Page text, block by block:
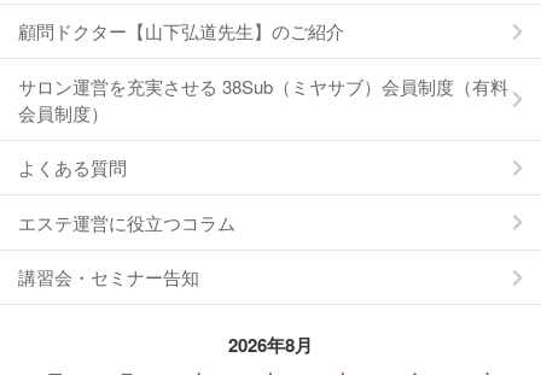
顧問ドクター【山下弘道先生】のご紹介
サロン運営を充実させる 38Sub（ミヤサブ）会員制度（有料
会員制度）
よくある質問
エステ運営に役立つコラム
講習会・セミナー告知
2026年8月